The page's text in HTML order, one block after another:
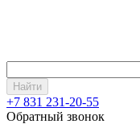
Найти
+7 831 231-20-55
Обратный звонок